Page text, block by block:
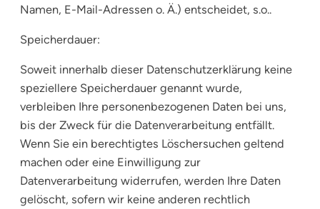
Namen, E-Mail-Adressen o. Ä.) entscheidet, s.o..
Speicherdauer:
Soweit innerhalb dieser Datenschutzerklärung keine
speziellere Speicherdauer genannt wurde,
verbleiben Ihre personenbezogenen Daten bei uns,
bis der Zweck für die Datenverarbeitung entfällt.
Wenn Sie ein berechtigtes Löschersuchen geltend
machen oder eine Einwilligung zur
Datenverarbeitung widerrufen, werden Ihre Daten
gelöscht, sofern wir keine anderen rechtlich